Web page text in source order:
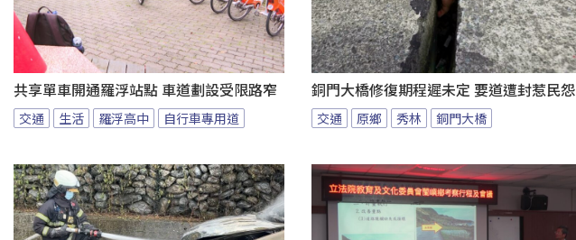
共享單車開通羅浮站點 車道劃設受限路窄
交通 生活 羅浮高中 自行車專用道
銅門大橋修復期程遲未定 要道遭封惹民怨
交通 原鄉 秀林 銅門大橋